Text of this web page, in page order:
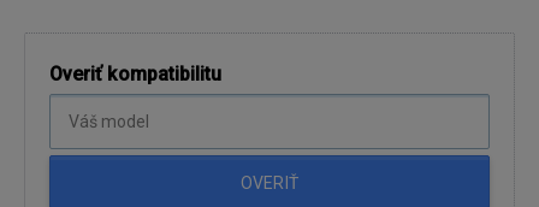
Overiť kompatibilitu
OVERIŤ